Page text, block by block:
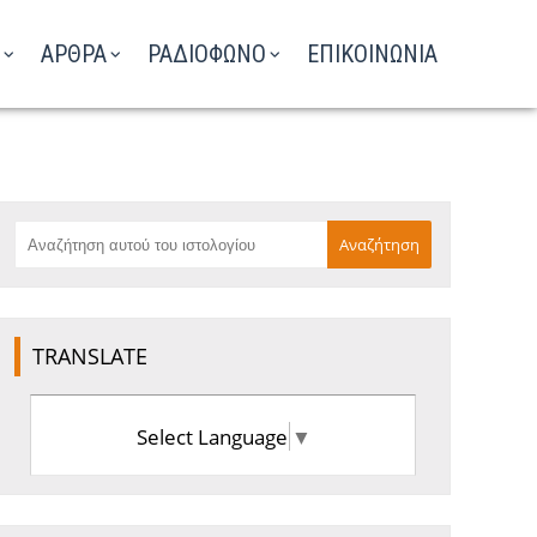
ΑΡΘΡΑ ΡΑΔΙΟΦΩΝΟ ΕΠΙΚΟΙΝΩΝΙΑ
TRANSLATE
Select Language ▼